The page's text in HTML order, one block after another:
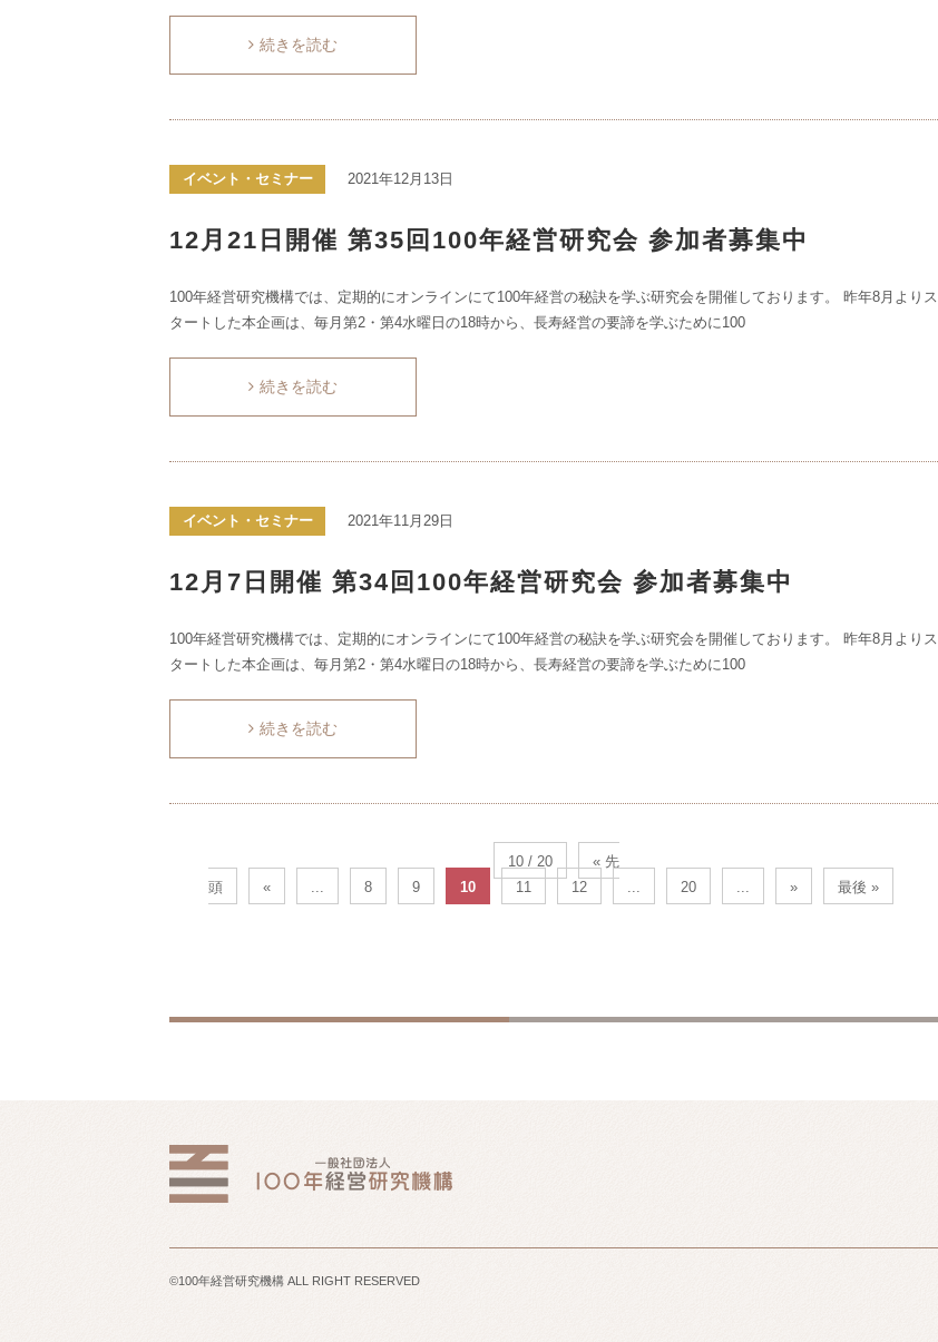
続きを読む
イベント・セミナー 2021年12月13日
12月21日開催 第35回100年経営研究会 参加者募集中
100年経営研究機構では、定期的にオンラインにて100年経営の秘訣を学ぶ研究会を開催しております。 昨年8月よりス
タートした本企画は、毎月第2・第4水曜日の18時から、長寿経営の要諦を学ぶために100
続きを読む
イベント・セミナー 2021年11月29日
12月7日開催 第34回100年経営研究会 参加者募集中
100年経営研究機構では、定期的にオンラインにて100年経営の秘訣を学ぶ研究会を開催しております。 昨年8月よりス
タートした本企画は、毎月第2・第4水曜日の18時から、長寿経営の要諦を学ぶために100
続きを読む
10 / 20
« 先
頭
« ... 8 9 10 11 12 ... 20 ... » 最後 »
©100年経営研究機構 ALL RIGHT RESERVED